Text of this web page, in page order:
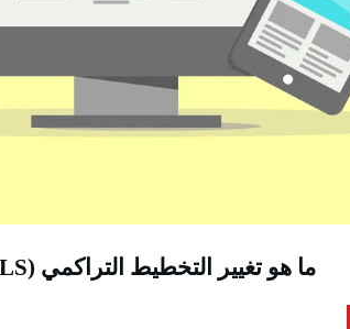
ما هو تغيير التخطيط التراكمي (CLS) واهميته لموقعك على الويب؟